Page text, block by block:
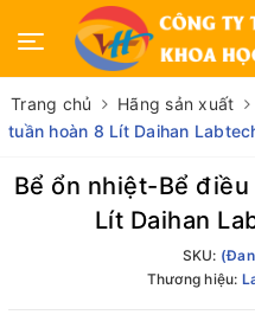
Trang chủ Hãng sản xuất
tuần hoàn 8 Lít Daihan
Bể ổn nhiệt-Bể
Lít Daihan
SKU:
Thương hiệu: